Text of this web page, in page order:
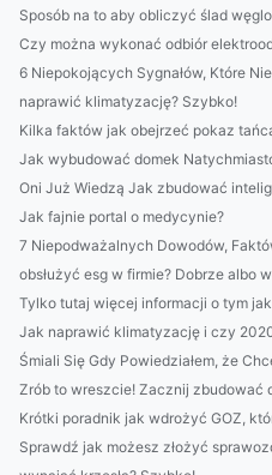
Sposób na to aby obliczyć ślad
Czy można wykonać odbiór
6 Niepokojących Sygnałów, Które
naprawić klimatyzację? Szybko!
Kilka faktów jak obejrzeć pokaz
Jak wybudować domek
Oni Już Wiedzą Jak zbudować
Jak fajnie portal o medycynie?
7 Niepodważalnych Dowodów,
obsłużyć esg w firmie? Dobrze albo
Tylko tutaj więcej informacji o tym
Jak naprawić klimatyzację i czy
Śmiali Się Gdy Powiedziałem, że
Zrób to wreszcie! Zacznij zbudować
Krótki poradnik jak wdrożyć GOZ,
Sprawdź jak możesz złożyć